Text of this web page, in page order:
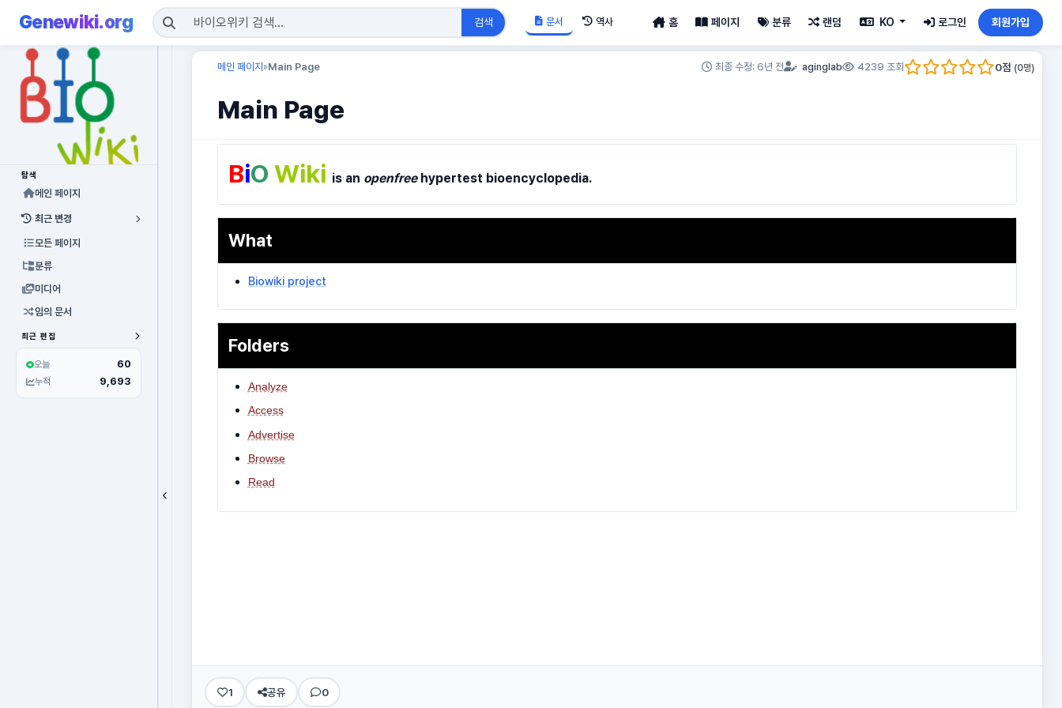
Genewiki.org 검색 문서 역사 홈 페이지 분류 랜덤 KO 로그인 회원가입
탐색
메인 페이지
최근 변경
모든 페이지
분류
미디어
임의 문서
최근 편집
오늘 60
누적 9,693
메인 페이지 »Main Page 최종 수정: 6년 전 aginglab 4239 조회 0점 (0명)
Main Page
BiO Wiki is an openfreehypertest bioencyclopedia.
What
Biowiki project
Folders
Analyze
Access
Advertise
Browse
Read
1 공유 0